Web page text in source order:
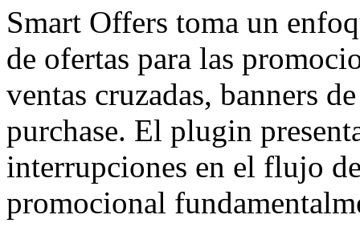
Smart Offers toma un
de ofertas para las
ventas cruzadas, banners
purchase. El plugin
interrupciones en el flujo
promocional